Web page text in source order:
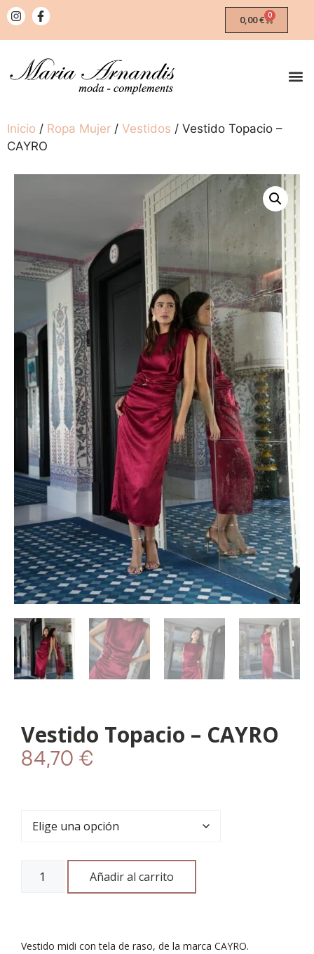
0,00€ 0
Inicio / Ropa Mujer / Vestidos / Vestido Topacio –
CAYRO
Vestido Topacio – CAYRO
84,70 €
Añadir al carrito
Vestido midi con tela de raso, de la marca CAYRO.